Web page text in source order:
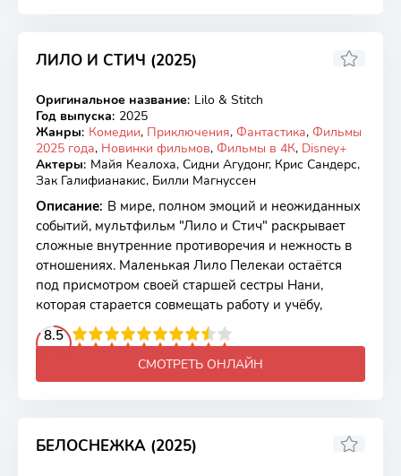
ЛИЛО И СТИЧ (2025)
WEB-DL, WEBRip
7.57
Оригинальное название: Lilo & Stitch
Год выпуска: 2025
Жанры: Комедии, Приключения, Фантастика, Фильмы
2025 года, Новинки фильмов, Фильмы в 4К, Disney+
Актеры: Майя Кеалоха, Сидни Агудонг, Крис Сандерс,
Зак Галифианакис, Билли Магнуссен
Описание: В мире, полном эмоций и неожиданных
событий, мультфильм "Лило и Стич" раскрывает
сложные внутренние противоречия и нежность в
отношениях. Маленькая Лило Пелекаи остаётся
под присмотром своей старшей сестры Нани,
которая старается совмещать работу и учёбу,
8.5
4 5 6 7 8 9 10
СМОТРЕТЬ ОНЛАЙН
БЕЛОСНЕЖКА (2025)
4.24